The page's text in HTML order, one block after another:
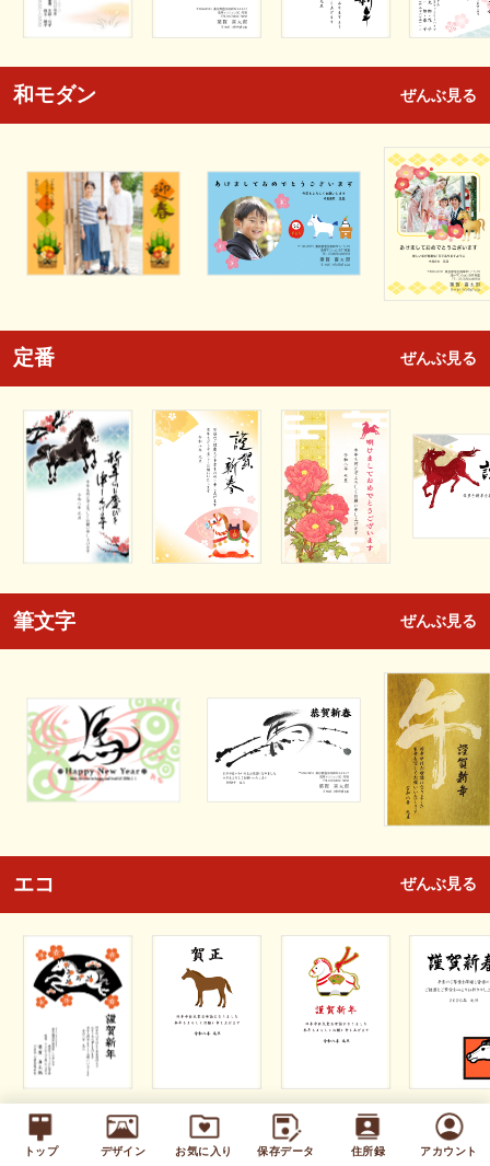
トップ デザイン お気に入り 保存データ 住所録 アカウント
和モダン ぜんぶ見る
定番 ぜんぶ見る
筆文字 ぜんぶ見る
エコ ぜんぶ見る
キッズ ぜんぶ見る